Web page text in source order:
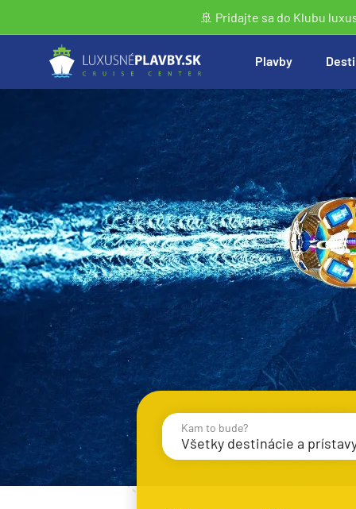
🚢 Pridajte sa do Klubu
Plavby
Vyhľadať
Kam to bude?
Všetky destinácie a